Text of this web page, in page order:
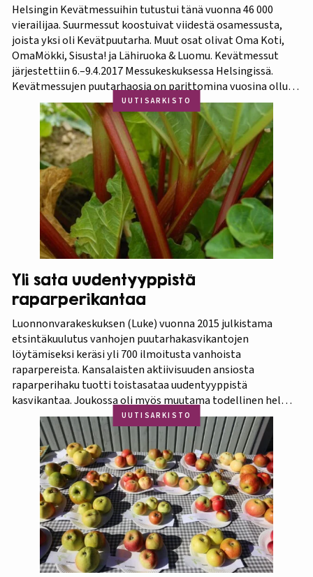
Helsingin Kevätmessuihin tutustui tänä vuonna 46 000
vierailijaa. Suurmessut koostuivat viidestä osamessusta,
joista yksi oli Kevätpuutarha. Muut osat olivat Oma Koti,
OmaMökki, Sisusta! ja Lähiruoka & Luomu. Kevätmessut
järjestettiin 6.–9.4.2017 Messukeskuksessa Helsingissä.
Kevätmessujen puutarhaosia on parittomina vuosina ollut
Kevätpuutarha ja parillisina Oma Piha -messut. Jatkossa
joka kevät puutarhanäyttelyn nimi tulee olemaan
Kevätpuutarha. Kevätpuutarhan kumppanina on
Puutarhaliitto.…
UUTISARKISTO
Yli sata uudentyyppistä
raparperikantaa
Luonnonvarakeskuksen (Luke) vuonna 2015 julkistama
etsintäkuulutus vanhojen puutarhakasvikantojen
löytämiseksi keräsi yli 700 ilmoitusta vanhoista
raparpereista. Kansalaisten aktiivisuuden ansiosta
raparperihaku tuotti toistasataa uudentyyppistä
kasvikantaa. Joukossa oli myös muutama todellinen helmi.
Koko aineistosta jatkotutkimuksiin pääsi 375 kasvia, joista
60 prosenttia osoittautui vihreä-punavartiseksi Victoria-
lajikkeeksi. Raparperitutkimus dokumentoitiin vaihe
vaiheelta elokuvaksi ”Raparperin kadonneita geenejä
etsimässä”. Elokuvan ensiesitys ja tutkimustulosten
julkistus…
UUTISARKISTO